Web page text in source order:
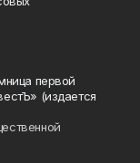
первой
(издается